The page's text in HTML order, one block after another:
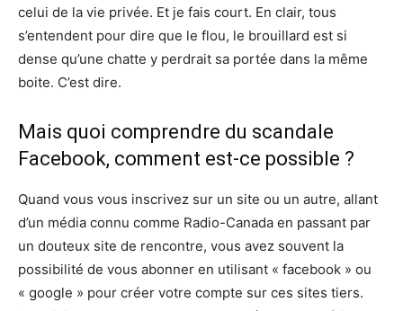
celui de la vie privée. Et je fais court. En clair, tous
s’entendent pour dire que le flou, le brouillard est si
dense qu’une chatte y perdrait sa portée dans la même
boite. C’est dire.
Mais quoi comprendre du scandale
Facebook, comment est-ce possible ?
Quand vous vous inscrivez sur un site ou un autre, allant
d’un média connu comme Radio-Canada en passant par
un douteux site de rencontre, vous avez souvent la
possibilité de vous abonner en utilisant « facebook » ou
« google » pour créer votre compte sur ces sites tiers.